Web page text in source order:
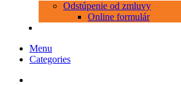
Odstúpenie od zmluvy
Online formulár
Menu
Categories